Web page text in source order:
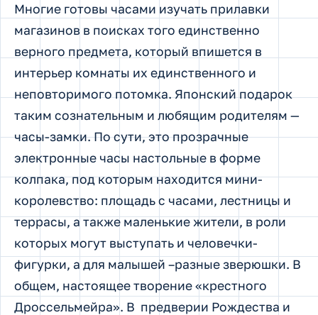
Многие готовы часами изучать прилавки
магазинов в поисках того единственно
верного предмета, который впишется в
интерьер комнаты их единственного и
неповторимого потомка. Японский подарок
таким сознательным и любящим родителям —
часы-замки. По сути, это прозрачные
электронные часы настольные в форме
колпака, под которым находится мини-
королевство: площадь с часами, лестницы и
террасы, а также маленькие жители, в роли
которых могут выступать и человечки-
фигурки, а для малышей –разные зверюшки. В
общем, настоящее творение «крестного
Дроссельмейра». В предверии Рождества и